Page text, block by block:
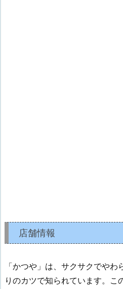
店舗情報
「かつや」は、サクサクでや
りのカツで知られています。こ